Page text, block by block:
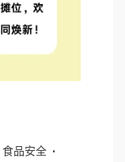
食品安全